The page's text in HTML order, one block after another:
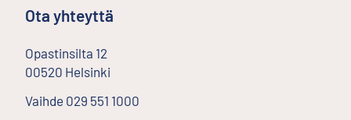
Ota yhteyttä
Opastinsilta 12
00520 Helsinki
Vaihde 029 551 1000